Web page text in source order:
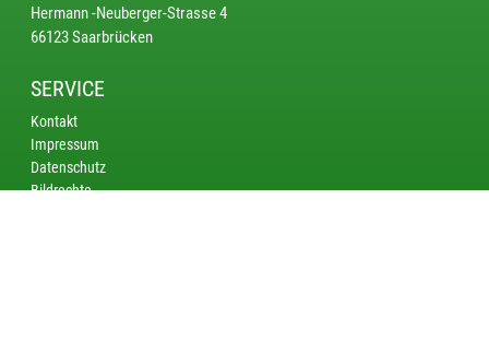
Hermann -Neuberger-Strasse 4
66123 Saarbrücken
SERVICE
Kontakt
Impressum
Datenschutz
Bildrechte